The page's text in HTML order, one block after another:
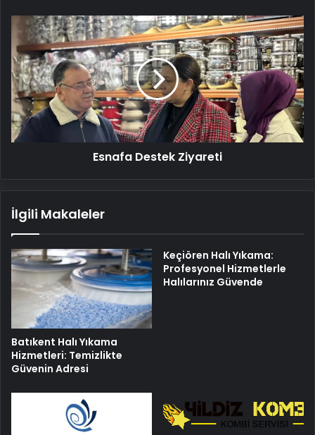
Esnafa
Destek
Ziyareti
Esnafa Destek Ziyareti
İlgili Makaleler
Batıkent Halı Yıkama
Hizmetleri: Temizlikte
Güvenin Adresi
Keçiören Halı Yıkama:
Profesyonel Hizmetlerle
Halılarınız Güvende